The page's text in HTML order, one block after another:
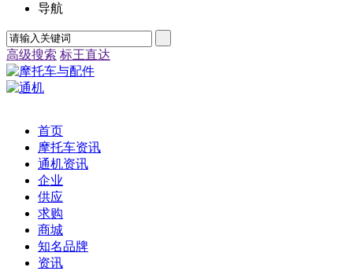
导航
高级搜索 标王直达
首页
摩托车资讯
通机资讯
企业
供应
求购
商城
知名品牌
资讯